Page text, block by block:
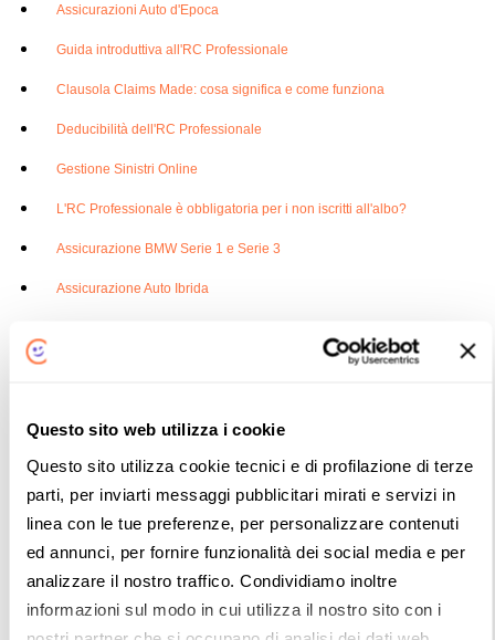
Questo sito web utilizza i cookie
Questo sito utilizza cookie tecnici e di profilazione di terze
parti, per inviarti messaggi pubblicitari mirati e servizi in
linea con le tue preferenze, per personalizzare contenuti
ed annunci, per fornire funzionalità dei social media e per
analizzare il nostro traffico. Condividiamo inoltre
informazioni sul modo in cui utilizza il nostro sito con i
Assicurazioni Auto d'Epoca
Guida introduttiva all'RC Professionale
Clausola Claims Made: cosa significa e come funziona
Deducibilità dell'RC Professionale
Gestione Sinistri Online
L'RC Professionale è obbligatoria per i non iscritti all'albo?
Assicurazione BMW Serie 1 e Serie 3
Assicurazione Auto Ibrida
Assicurazione Furgone
Assicurazione Jeep Renegade
Assicurazione Auto con la Banca
Rc Auto familiare: cos'è